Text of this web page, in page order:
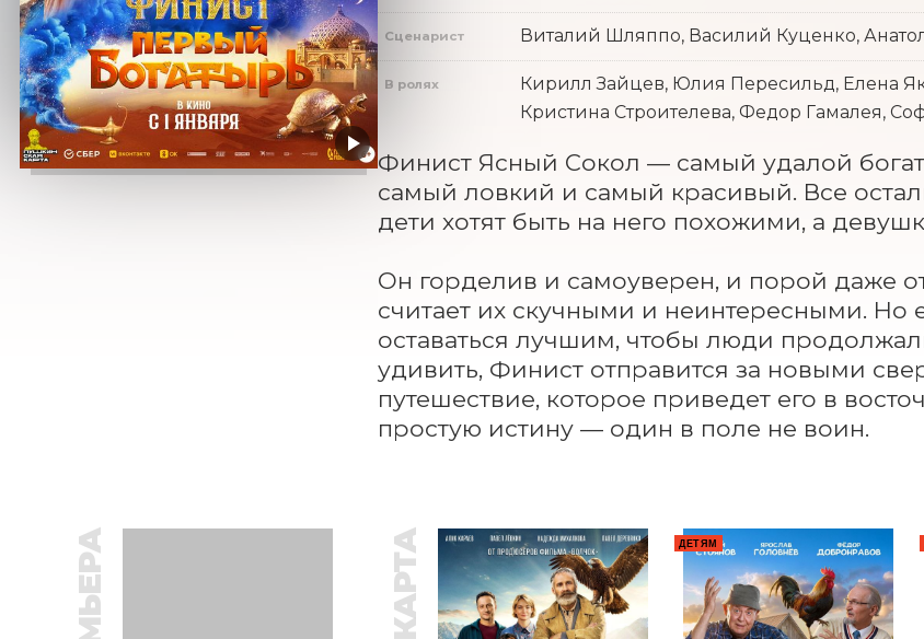
Сценарист Виталий Шляппо, Василий Куценко,
В ролях
Кирилл Зайцев, Юлия Пересильд, Елена
Кристина Строителева, Федор Гамалея,
Финист Ясный Сокол — самый удалой
самый ловкий и самый красивый. Все
дети хотят быть на него похожими, а
Он горделив и самоуверен, и порой даже
считает их скучными и неинтересными. Но
оставаться лучшим, чтобы люди
удивить, Финист отправится за новыми
путешествие, которое приведет его в
простую истину — один в поле не воин.
ДЕТЯМ